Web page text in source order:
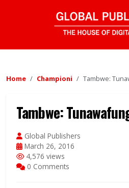
Home Championi Tambwe:
Tambwe:
Global Publishers
March 26, 2016
4,576 views
0 Comments